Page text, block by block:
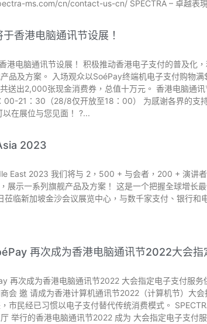
ms.com/cn/contact-us-cn/ SPECTRA – 卓越表
香港电脑通讯节设展！
港电脑通讯节设展！ 积极推动香港电子支付的普及化
品及方案。 入场观众以SoéPay终端机电子支付购物
送出2,000张现金消费券，总值十万元。 香港电脑通
00-21：30（28/8仅开放至18：00） 为感谢各界的支
以在展位与您见面！ ?
2023
East 2023 我们将与 2，500 + 与会者，200 + 演讲
，展示一系列旗舰产品及方案！ 这是一个把握全球增
莅临新加坡金沙会议展览中心，与数千家支付、银行和
再次成为香港电脑通讯节2022⼤会指
再次成为香港电脑通讯节2022 ⼤会指定电⼦⽀付服
会 邀 请成为香港计算机通讯节2022（计算机节）⼤
市⺠经已习惯以电⼦⽀付替代传统消费模式。
举⾏的香港电脑通讯节2022 成为 ⼤会指定电⼦⽀付